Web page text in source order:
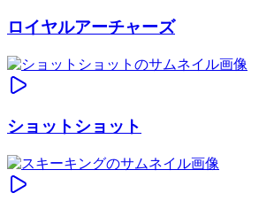
ロイヤルアーチャーズ
ショットショット